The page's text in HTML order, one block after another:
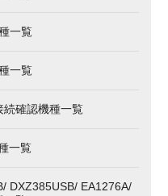
一覧
一覧
続確認機種一覧
一覧
DXZ385USB/ EA1276A/